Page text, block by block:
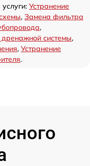
Устранение
, Замена фильтра
,
системы,
, Устранение
.